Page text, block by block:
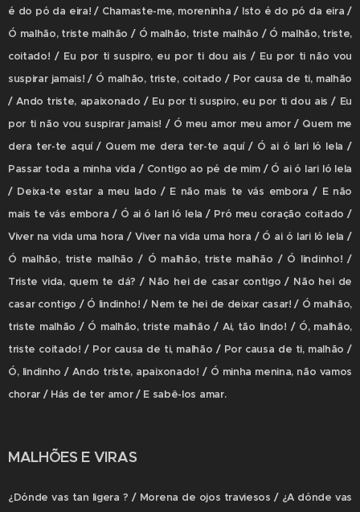
é do pó da eira! / Chamaste-me, moreninha / Isto é do pó da eira /
Ó malhão, triste malhão / Ó malhão, triste malhão / Ó malhão, triste,
coitado! / Eu por ti suspiro, eu por ti dou ais / Eu por ti não vou
suspirar jamais! / Ó malhão, triste, coitado / Por causa de ti, malhão
/ Ando triste, apaixonado / Eu por ti suspiro, eu por ti dou ais / Eu
por ti não vou suspirar jamais! / Ó meu amor meu amor / Quem me
dera ter-te aquí / Quem me dera ter-te aquí / Ó ai ó lari ló lela /
Passar toda a minha vida / Contigo ao pé de mim / Ó ai ó lari ló lela
/ Deixa-te estar a meu lado / E não mais te vás embora / E não
mais te vás embora / Ó ai ó lari ló lela / Pró meu coração coitado /
Viver na vida uma hora / Viver na vida uma hora / Ó ai ó lari ló lela /
Ó malhão, triste malhão / Ó malhão, triste malhão / Ó lindinho! /
Triste vida, quem te dá? / Não hei de casar contigo / Não hei de
casar contigo / Ó lindinho! / Nem te hei de deixar casar! / Ó malhão,
triste malhão / Ó malhão, triste malhão / Ai, tão lindo! / Ó, malhão,
triste coitado! / Por causa de ti, malhão / Por causa de ti, malhão /
Ó, lindinho / Ando triste, apaixonado! / Ó minha menina, não vamos
chorar / Hás de ter amor / E sabê-los amar.
MALHÕES E VIRAS
¿Dónde vas tan ligera ? / Morena de ojos traviesos / ¿A dónde vas